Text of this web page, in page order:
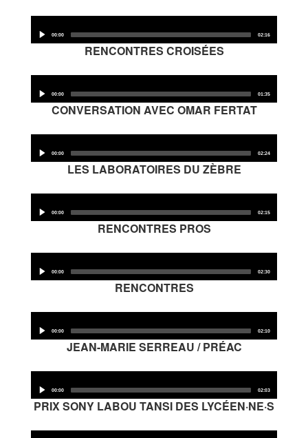
Player
00:00 02:16
RENCONTRES CROISÉES
Player
00:00 01:35
CONVERSATION AVEC OMAR FERTAT
Player
00:00 02:24
LES LABORATOIRES DU ZÈBRE
Player
00:00 02:15
RENCONTRES PROS
Player
00:00 02:30
RENCONTRES
Player
00:00 02:10
JEAN-MARIE SERREAU / PRÉAC
Player
00:00 02:03
PRIX SONY LABOU TANSI DES LYCÉEN·NE·S